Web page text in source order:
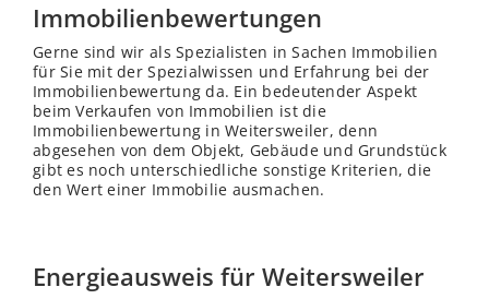
Immobilienbewertungen
Gerne sind wir als Spezialisten in Sachen Immobilien
für Sie mit der Spezialwissen und Erfahrung bei der
Immobilienbewertung da. Ein bedeutender Aspekt
beim Verkaufen von Immobilien ist die
Immobilienbewertung in Weitersweiler, denn
abgesehen von dem Objekt, Gebäude und Grundstück
gibt es noch unterschiedliche sonstige Kriterien, die
den Wert einer Immobilie ausmachen.
Energieausweis für Weitersweiler